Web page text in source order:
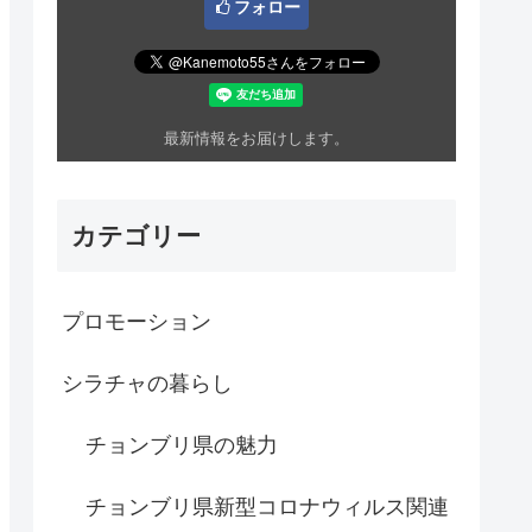
フォロー
最新情報をお届けします。
カテゴリー
プロモーション
シラチャの暮らし
チョンブリ県の魅力
チョンブリ県新型コロナウィルス関連